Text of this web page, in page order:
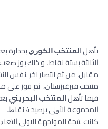
تأهلﺍﻟﻤﻨﺘﺨﺐ ﺍﻟﻜﻮﺭﻱبجدارة
ﺍﻟﺜﺎﻟﺜﺔ بستة نقاط ، و ذلك بوز
مقابل، من ﺛﻢ انتصار اخر بنفس
منتخب ﻗﻴﺮﻏﻴﺰﺳﺘﺎﻥ، ثم فوز ﻋﻠﻰ
فيما تأهلﺍﻟﻤﻨﺘﺨﺐ ﺍﻟﺒﺤﺮﻳﻨﻲ
ﺍﻟﻤﺠﻤﻮﻋﺔ ﺍﻷﻭﻟﻰ ﺑﺮﺻﻴﺪ 4 ﻧﻘﺎﻁ،
كانت نتيجة المواجهة الاولى